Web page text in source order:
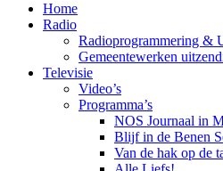
Home
Radio
Radioprogrammering &
Gemeentewerken
Televisie
Video’s
Programma’s
NOS Journaal in
Blijf in de Benen
Van de hak op de